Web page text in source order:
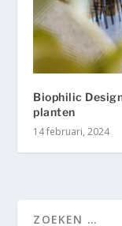
Biophilic
planten
14 februari, 2024